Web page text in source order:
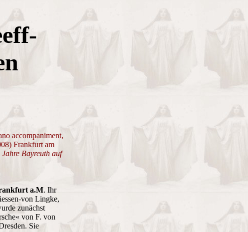
accompaniment,
Frankfurt am
Bayreuth auf
a.M. Ihr
von Lingke,
zunächst
von F. von
Sie